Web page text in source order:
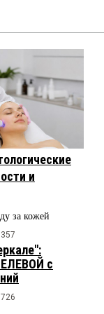
и
за кожей
357
с
726